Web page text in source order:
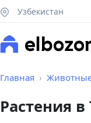
Узбекистан
Главная
Растения